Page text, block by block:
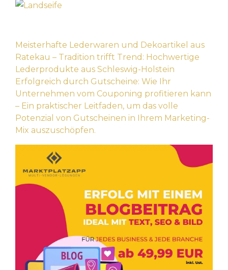
Beitragsnavigation
Meisterhafte Lederwaren und Dekoartikel aus
Ratekau – Tradition trifft Trend: Hochwertige
Lederprodukte aus Schleswig-Holstein
Erfolgreich durch Gutscheine: Wie Ihr
Unternehmen vom Couponing profitieren kann
– Ein praktischer Leitfaden, um das volle
Potenzial von Gutscheinen in Ihrem Marketing-
Mix auszuschöpfen.